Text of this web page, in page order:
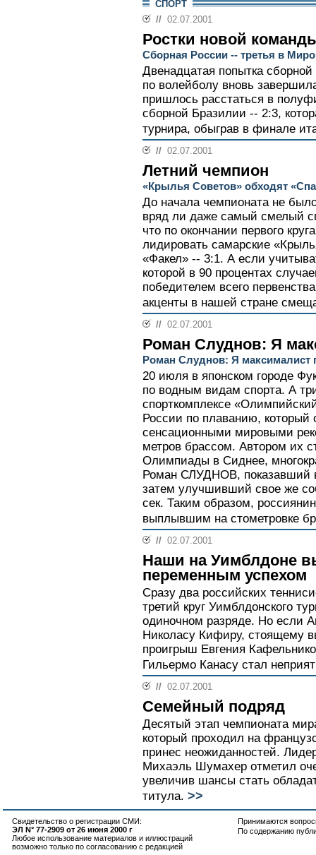
СПОРТ
// 02.07.2001
Ростки новой
Сборная России -- третья в
Двенадцатая попытка
по волейболу вновь
пришлось расстаться в
сборной Бразилии -- 2:3,
турнира, обыграв в финале
// 02.07.2001
Летний чемпион
«Крылья Советов» обходят
До начала чемпионата не
вряд ли даже самый смелый
что по окончании первого
лидировать самарские
«Факел» -- 3:1. А если
которой в 90 процентах
победителем всего
акценты в нашей стране
// 02.07.2001
Роман Слуднов: Я
Роман Слуднов: Я максималист
20 июля в японском городе
по водным видам спорта. А
спорткомплексе
России по плаванию, который
сенсационными мировыми
метров брассом. Автором их
Олимпиады в Сиднее,
Роман СЛУДНОВ, показавший
затем улучшивший свое же
сек. Таким образом,
выплывшим на стометровке
// 02.07.2001
Наши на Уимблдоне
переменным успехом
Сразу два российских
третий круг Уимблдонского
одиночном разряде. Но если
Николасу Кифиру, стоящему
проигрыш Евгения
Гильермо Канасу стал
// 02.07.2001
Семейный подряд
Десятый этап чемпионата
который проходил на
принес неожиданностей.
Михаэль Шумахер отметил
увеличив шансы стать
титула. >>
Свидетельство о регистрации СМИ:
ЭЛ N° 77-2909 от 26 июня 2000 г
Любое использование материалов и иллюстраций
возможно только по согласованию с редакцией
Принимаются
По содержанию